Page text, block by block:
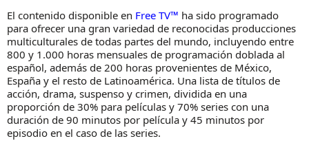
El contenido disponible en Free TV™ ha sido programado
para ofrecer una gran variedad de reconocidas producciones
multiculturales de todas partes del mundo, incluyendo entre
800 y 1.000 horas mensuales de programación doblada al
español, además de 200 horas provenientes de México,
España y el resto de Latinoamérica. Una lista de títulos de
acción, drama, suspenso y crimen, dividida en una
proporción de 30% para películas y 70% series con una
duración de 90 minutos por película y 45 minutos por
episodio en el caso de las series.